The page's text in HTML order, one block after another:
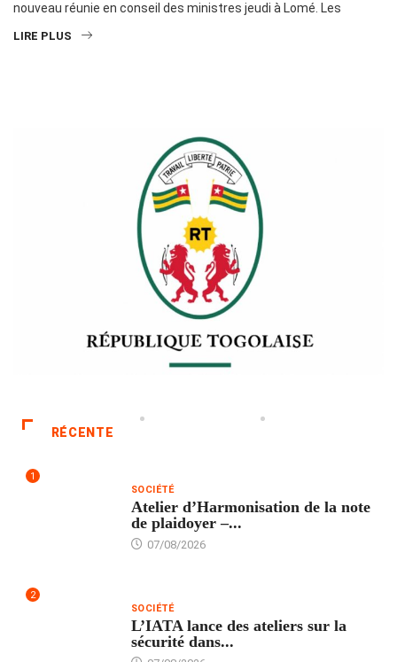
nouveau réunie en conseil des ministres jeudi à Lomé. Les
LIRE PLUS
RÉCENTE
1
SOCIÉTÉ
Atelier d’Harmonisation de la note
de plaidoyer –...
07/08/2026
2
SOCIÉTÉ
L’IATA lance des ateliers sur la
sécurité dans...